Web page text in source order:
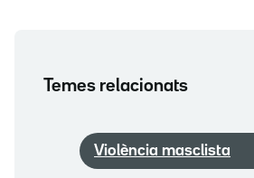
Temes relacionats
Violència masclista